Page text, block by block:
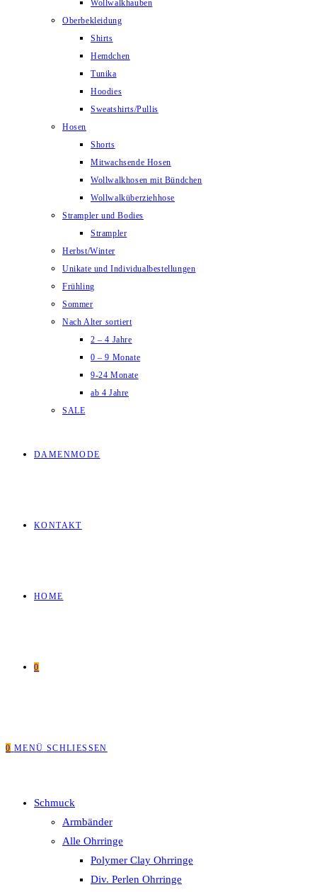
Wollwalkhauben
Oberbekleidung
Shirts
Hemdchen
Tunika
Hoodies
Sweatshirts/Pullis
Hosen
Shorts
Mitwachsende Hosen
Wollwalkhosen mit Bündchen
Wollwalküberziehhose
Strampler und Bodies
Strampler
Herbst/Winter
Unikate und Individualbestellungen
Frühling
Sommer
Nach Alter sortiert
2 – 4 Jahre
0 – 9 Monate
9-24 Monate
ab 4 Jahre
SALE
DAMENMODE
KONTAKT
HOME
0
0 MENÜ SCHLIESSEN
Schmuck
Armbänder
Alle Ohrringe
Polymer Clay Ohrringe
Div. Perlen Ohrringe